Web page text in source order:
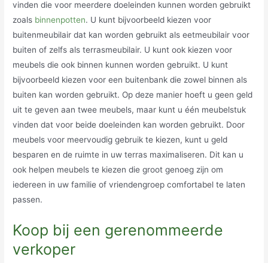
vinden die voor meerdere doeleinden kunnen worden gebruikt
zoals binnenpotten. U kunt bijvoorbeeld kiezen voor
buitenmeubilair dat kan worden gebruikt als eetmeubilair voor
buiten of zelfs als terrasmeubilair. U kunt ook kiezen voor
meubels die ook binnen kunnen worden gebruikt. U kunt
bijvoorbeeld kiezen voor een buitenbank die zowel binnen als
buiten kan worden gebruikt. Op deze manier hoeft u geen geld
uit te geven aan twee meubels, maar kunt u één meubelstuk
vinden dat voor beide doeleinden kan worden gebruikt. Door
meubels voor meervoudig gebruik te kiezen, kunt u geld
besparen en de ruimte in uw terras maximaliseren. Dit kan u
ook helpen meubels te kiezen die groot genoeg zijn om
iedereen in uw familie of vriendengroep comfortabel te laten
passen.
Koop bij een gerenommeerde
verkoper